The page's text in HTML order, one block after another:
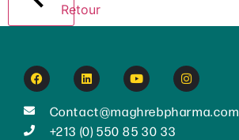
Retour
Contact@maghrebpharma.com
+213 (0) 550 85 30 33